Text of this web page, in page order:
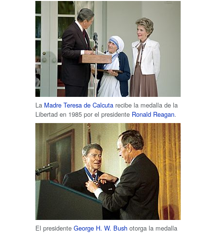
La Madre Teresa de Calcuta recibe la medalla de la
Libertad en 1985 por el presidente Ronald Reagan.
El presidente George H. W. Bush otorga la medalla